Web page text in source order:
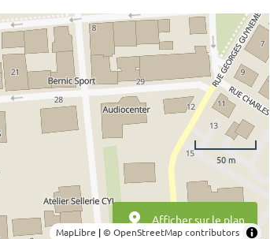
50 m
MapLibre | © OpenStreetMap contributors
Afficher sur le plan